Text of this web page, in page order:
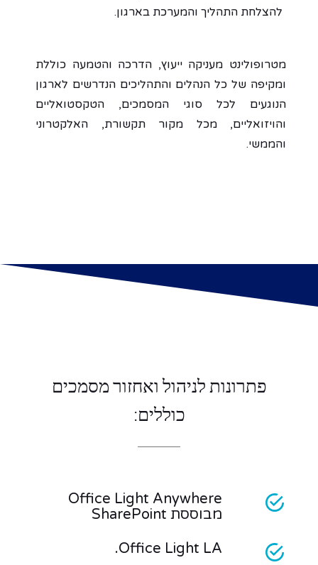
להצלחת התהליך והמערכת בארגון.
מטרופולינט מעניקה ייעוץ, הדרכה והטמעה כוללת
ומקיפה של כל הנהלים והתהליכים הנדרשים לארגון
הנוגעים לכל סוגי המסמכים, הטקסטואליים
והויזואליים, מכל מקור תקשורת, האלקטרוני
והממשי.
פתרונות לניהול ואחזור מסמכים
כוללים:
Office Light Anywhere
מבוססת SharePoint
Office Light LA.